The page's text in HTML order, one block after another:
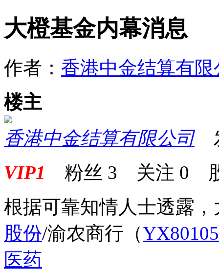
大橙基金内幕消息
作者： 香港中金结算有限
楼主
香港中金结算有限公司
VIP1 粉丝 3 关注 0
根据可靠知情人士透露，
股份/渝农商行 （
医药